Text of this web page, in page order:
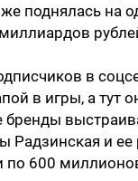
поднялась на
в
в игры, а тут
бренды
Радзинская и
по 600